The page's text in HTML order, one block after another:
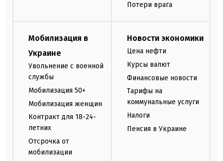
Потери врага
Мобилизация в
Украине
Увольнение с военной
службы
Мобилизация 50+
Мобилизация женщин
Контракт для 18-24-
летних
Отсрочка от
мобилизации
Новости экономики
Цена нефти
Курсы валют
Финансовые новости
Тарифы на
коммунальные услуги
Налоги
Пенсия в Украине